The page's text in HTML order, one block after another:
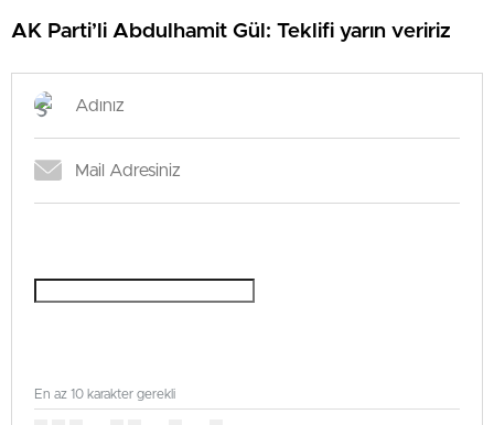
AK Parti’li Abdulhamit Gül: Teklifi yarın veririz
En az 10 karakter gerekli